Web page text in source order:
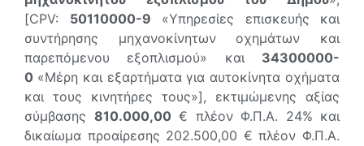
[CPV: 50110000-9 «Υπηρεσίες επισκευής και
συντήρησης μηχανοκίνητων οχημάτων και
παρεπόμενου εξοπλισμού» και 34300000-
0 «Μέρη και εξαρτήματα για αυτοκίνητα οχήματα
και τους κινητήρες τους»], εκτιμώμενης αξίας
σύμβασης 810.000,00€ πλέον Φ.Π.Α. 24% και
δικαίωμα προαίρεσης 202.500,00 € πλέον Φ.Π.Α.